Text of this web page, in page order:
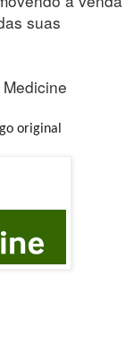
suas
original